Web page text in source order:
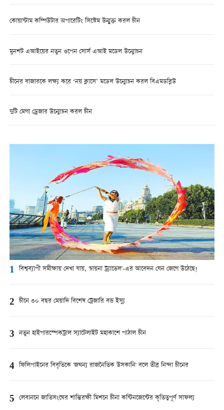
কোয়ান্টাম কম্পিউটার অপারেটিং সিস্টেম উন্মুক্ত করল চীন
মুনশট এআইয়ের নতুন ওপেন সোর্স এআই মডেল উন্মোচন
চীনের বাজারকে লক্ষ্য করে ‘নয় ক্লাসে’ মডেল উন্মোচন করল বিএমডব্লিউ
দুটি মেগা ড্রেজার উন্মোচন করল চীন
1 বিশ্বব্যাপী সমীক্ষায় দেখা যায়, 'চায়না ট্র্যাভেল'-এর আবেদন যেন জেগে উঠেছে!
2 চীনে ৩০ বছর মেয়াদি বিশেষ ট্রেজারি বন্ড ইস্যু
3 নতুন হাইপারস্পেকট্রাল স্যাটেলাইট মহাকাশে পাঠাল চীন
4 ফিলিপাইনের বিবৃতিকে 'জঘন্য রাজনৈতিক উসকানি' বলে তীব্র নিন্দা চীনের
5 লেবাননে জাতিসংঘের শান্তিরক্ষী মিশনে চীনা কন্টিনজেন্টের কৃতিত্বপূর্ণ সাফল্য